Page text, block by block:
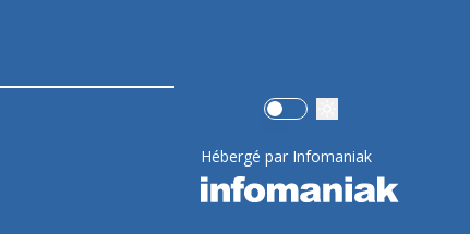
Use setting
Hébergé par Infomaniak